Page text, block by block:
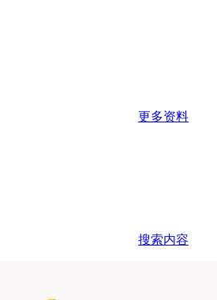
更多资料
搜索内容